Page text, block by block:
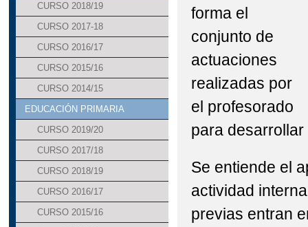
CURSO 2018/19
CURSO 2017-18
CURSO 2016/17
CURSO 2015/16
CURSO 2014/15
EDUCACIÓN PRIMARIA
CURSO 2019/20
CURSO 2017/18
CURSO 2018/19
CURSO 2016/17
CURSO 2015/16
forma el
conjunto de
actuaciones
realizadas por
el profesorado
para
Se entiende el
actividad
previas entran